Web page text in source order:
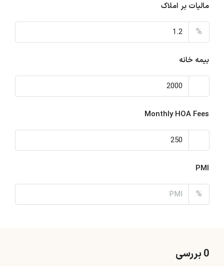
مالیات بر املاک
%
بیمه خانه
Monthly HOA Fees
PMI
%
0 بررسی